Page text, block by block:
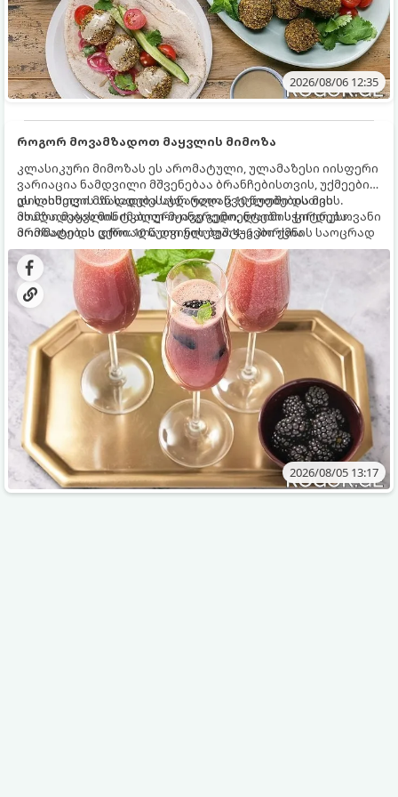
2026/08/06 12:35
როგორ მოვამზადოთ მაყვლის მიმოზა
კლასიკური მიმოზას ეს არომატული, ულამაზესი იისფერი
ვარიაცია ნამდვილი მშვენებაა ბრანჩებისთვის, უქმეების
დილისთვის ან სადღესასწაულო წვეულებებისთვის.
ახალი მაყვლის ტკბილ-მჟავე გემო, ლაიმის ციტრუსოვანი
არომატი და ცქრიალა ღვინის ბუშტუკები ქმნის საოცრად
დახვეწილ და მაგრილებელ კოქტეილს.
ეს სასმელი მზადდება სულ რაღაც 10 წუთში და მის
მომზადებას მინიმალური ინგრედიენტები სჭირდება.
მომზადების დრო: 10 წუთი ულუფა: 4–6 პორცია
2026/08/05 13:17